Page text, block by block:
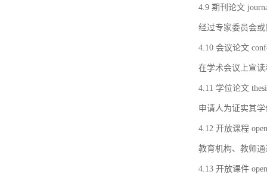
4.9 期刊论文
经过专家委员会
4.10 会议论文
在学术会议上宣
4.11 学位论文
申请人为证实其
4.12 开放课程
教育机构、教师
4.13 开放课件